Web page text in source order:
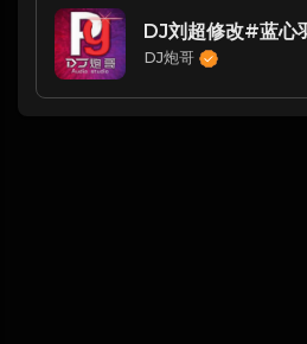
DJ炮哥